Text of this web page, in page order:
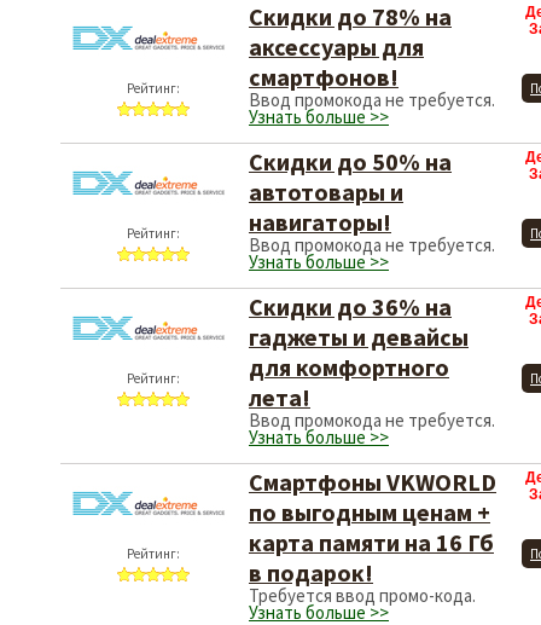
Рейтинг:
Скидки до 78% на
аксессуары для
смартфонов!
Ввод промокода не требуется.
Узнать больше >>
Рейтинг:
Скидки до 50% на
автотовары и
навигаторы!
Ввод промокода не требуется.
Узнать больше >>
Рейтинг:
Скидки до 36% на
гаджеты и девайсы
для комфортного
лета!
Ввод промокода не требуется.
Узнать больше >>
Рейтинг:
Смартфоны VKWORLD
по выгодным ценам +
карта памяти на 16 Гб
в подарок!
Требуется ввод промо-кода.
Узнать больше >>